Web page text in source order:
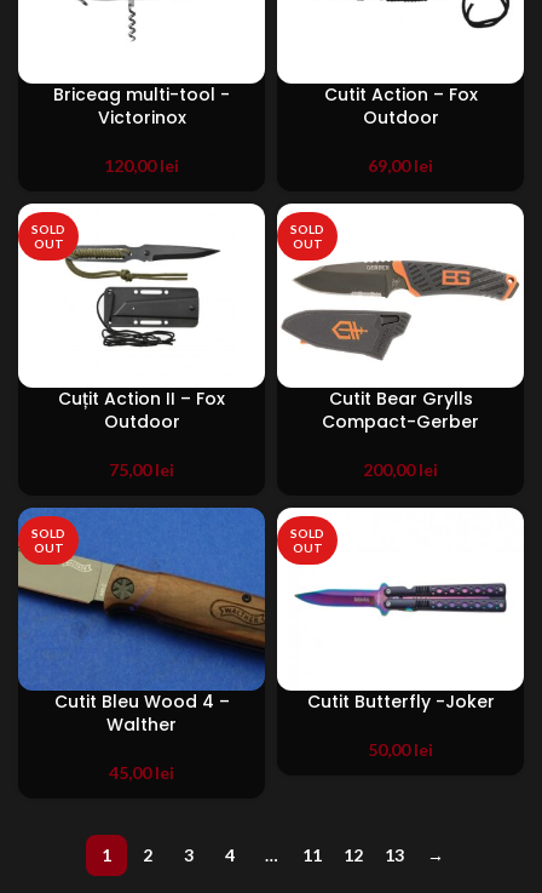
Briceag multi-tool -
Victorinox
120,00lei
Cutit Action – Fox
Outdoor
69,00lei
SOLD
OUT
Cuțit Action II – Fox
Outdoor
75,00lei
SOLD
OUT
Cutit Bear Grylls
Compact-Gerber
200,00lei
SOLD
OUT
Cutit Bleu Wood 4 –
Walther
45,00lei
SOLD
OUT
Cutit Butterfly -Joker
50,00lei
1 2 3 4 … 11 12 13 →